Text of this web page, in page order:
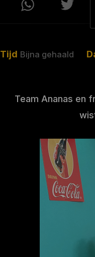
Tijd Bijna gehaald
Team Ananas en